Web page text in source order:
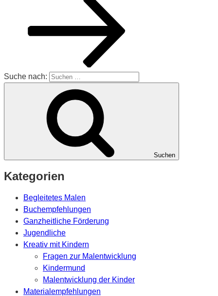
Suche nach:
Suchen
Kategorien
Begleitetes Malen
Buchempfehlungen
Ganzheitliche Förderung
Jugendliche
Kreativ mit Kindern
Fragen zur Malentwicklung
Kindermund
Malentwicklung der Kinder
Materialempfehlungen